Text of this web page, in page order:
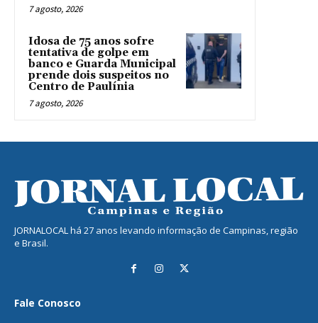
7 agosto, 2026
Idosa de 75 anos sofre
tentativa de golpe em
banco e Guarda Municipal
prende dois suspeitos no
Centro de Paulínia
7 agosto, 2026
JORNALOCAL há 27 anos levando informação de Campinas, região
e Brasil.
Fale Conosco